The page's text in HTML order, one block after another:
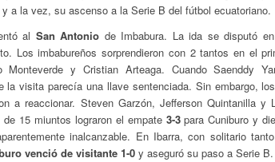
a la vez, su ascenso a la Serie B del fútbol ecuatoriano.
al San Antonio de Imbabura. La ida se disputó
Los imbabureños sorprendieron con 2 tantos en el
Monteverde y Cristian Arteaga. Cuando Saenddy
la visita parecía una llave sentenciada. Sin embargo,
a reaccionar. Steven Garzón, Jefferson Quintanilla y
15 miuntos lograron el empate3-3para Cuniburo y
inalcanzable. En Ibarra, con solitario
venció de visitante 1-0 y aseguró su paso a Serie B.